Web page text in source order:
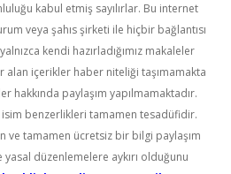
kabul etmiş sayılırlar. Bu internet
veya şahıs şirketi ile hiçbir bağlantısı
kendi hazırladığımız makaleler
alan içerikler haber niteliği taşımamakta
hakkında paylaşım yapılmamaktadır.
benzerlikleri tamamen tesadüfidir.
ve tamamen ücretsiz bir bilgi paylaşım
düzenlemelere aykırı olduğunu